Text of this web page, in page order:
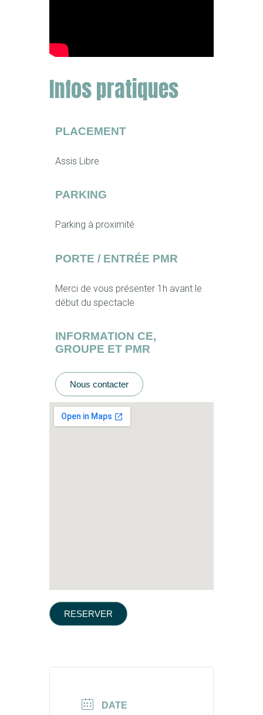
Infos pratiques
PLACEMENT
Assis Libre
PARKING
Parking à proximité
PORTE / ENTRÉE PMR
Merci de vous présenter 1h avant le
début du spectacle
INFORMATION CE,
GROUPE ET PMR
Nous contacter
RESERVER
DATE